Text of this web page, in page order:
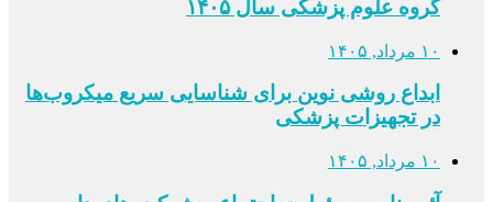
گروه علوم پزشکی سال ۱۴۰۵
۱۰ مرداد, ۱۴۰۵
ابداع روشی نوین برای شناسایی سریع میکروب‌ها
در تجهیزات پزشکی
۱۰ مرداد, ۱۴۰۵